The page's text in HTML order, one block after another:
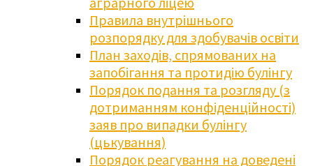
Правила внутрішнього
розпорядку для здобувачів освіти
План заходів, спрямованих на
запобігання та протидію булінгу
Порядок подання та розгляду (з
дотриманням конфіденційності)
заяв про випадки булінгу
(цькування)
Порядок реагування на доведені